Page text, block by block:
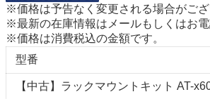
※価格は予告なく変更される場合がござ
※最新の在庫情報はメールもしくはお電
※価格は消費税込の金額です。
型番
【中古】ラックマウントキット AT-